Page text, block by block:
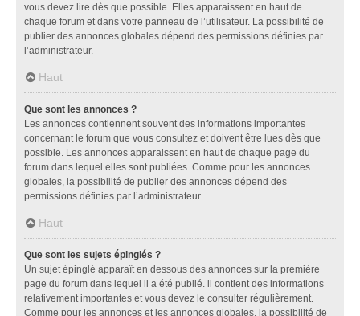
vous devez lire dès que possible. Elles apparaissent en haut de
chaque forum et dans votre panneau de l’utilisateur. La possibilité de
publier des annonces globales dépend des permissions définies par
l’administrateur.
Haut
Que sont les annonces ?
Les annonces contiennent souvent des informations importantes
concernant le forum que vous consultez et doivent être lues dès que
possible. Les annonces apparaissent en haut de chaque page du
forum dans lequel elles sont publiées. Comme pour les annonces
globales, la possibilité de publier des annonces dépend des
permissions définies par l’administrateur.
Haut
Que sont les sujets épinglés ?
Un sujet épinglé apparaît en dessous des annonces sur la première
page du forum dans lequel il a été publié. il contient des informations
relativement importantes et vous devez le consulter régulièrement.
Comme pour les annonces et les annonces globales, la possibilité de